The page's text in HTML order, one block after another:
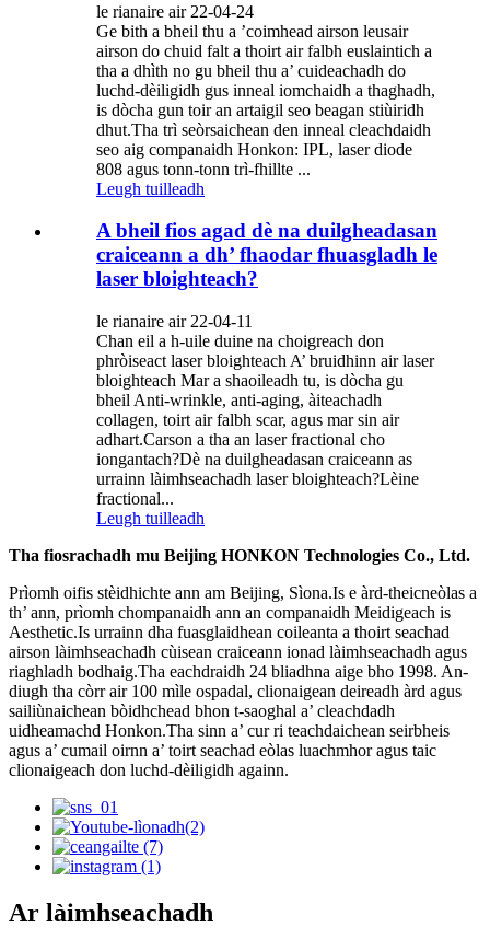
le rianaire air 22-04-24
Ge bith a bheil thu a ’coimhead airson leusair
airson do chuid falt a thoirt air falbh euslaintich a
tha a dhìth no gu bheil thu a’ cuideachadh do
luchd-dèiligidh gus inneal iomchaidh a thaghadh,
is dòcha gun toir an artaigil seo beagan stiùiridh
dhut.Tha trì seòrsaichean den inneal cleachdaidh
seo aig companaidh Honkon: IPL, laser diode
808 agus tonn-tonn trì-fhillte ...
Leugh tuilleadh
A bheil fios agad dè na duilgheadasan
craiceann a dh’ fhaodar fhuasgladh le
laser bloighteach?
le rianaire air 22-04-11
Chan eil a h-uile duine na choigreach don
phròiseact laser bloighteach A’ bruidhinn air laser
bloighteach Mar a shaoileadh tu, is dòcha gu
bheil Anti-wrinkle, anti-aging, àiteachadh
collagen, toirt air falbh scar, agus mar sin air
adhart.Carson a tha an laser fractional cho
iongantach?Dè na duilgheadasan craiceann as
urrainn làimhseachadh laser bloighteach?Lèine
fractional...
Leugh tuilleadh
Tha fiosrachadh mu Beijing HONKON Technologies Co., Ltd.
Prìomh oifis stèidhichte ann am Beijing, Sìona.Is e àrd-theicneòlas a
th’ ann, prìomh chompanaidh ann an companaidh Meidigeach is
Aesthetic.Is urrainn dha fuasglaidhean coileanta a thoirt seachad
airson làimhseachadh cùisean craiceann ionad làimhseachadh agus
riaghladh bodhaig.Tha eachdraidh 24 bliadhna aige bho 1998. An-
diugh tha còrr air 100 mìle ospadal, clionaigean deireadh àrd agus
sailiùnaichean bòidhchead bhon t-saoghal a’ cleachdadh
uidheamachd Honkon.Tha sinn a’ cur ri teachdaichean seirbheis
agus a’ cumail oirnn a’ toirt seachad eòlas luachmhor agus taic
clionaigeach don luchd-dèiligidh againn.
Ar làimhseachadh